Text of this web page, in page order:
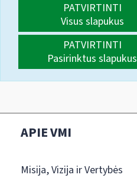
PATVIRTINTI
Visus slapukus
PATVIRTINTI
Pasirinktus slapukus
APIE VMI
Misija, Vizija ir Vertybės